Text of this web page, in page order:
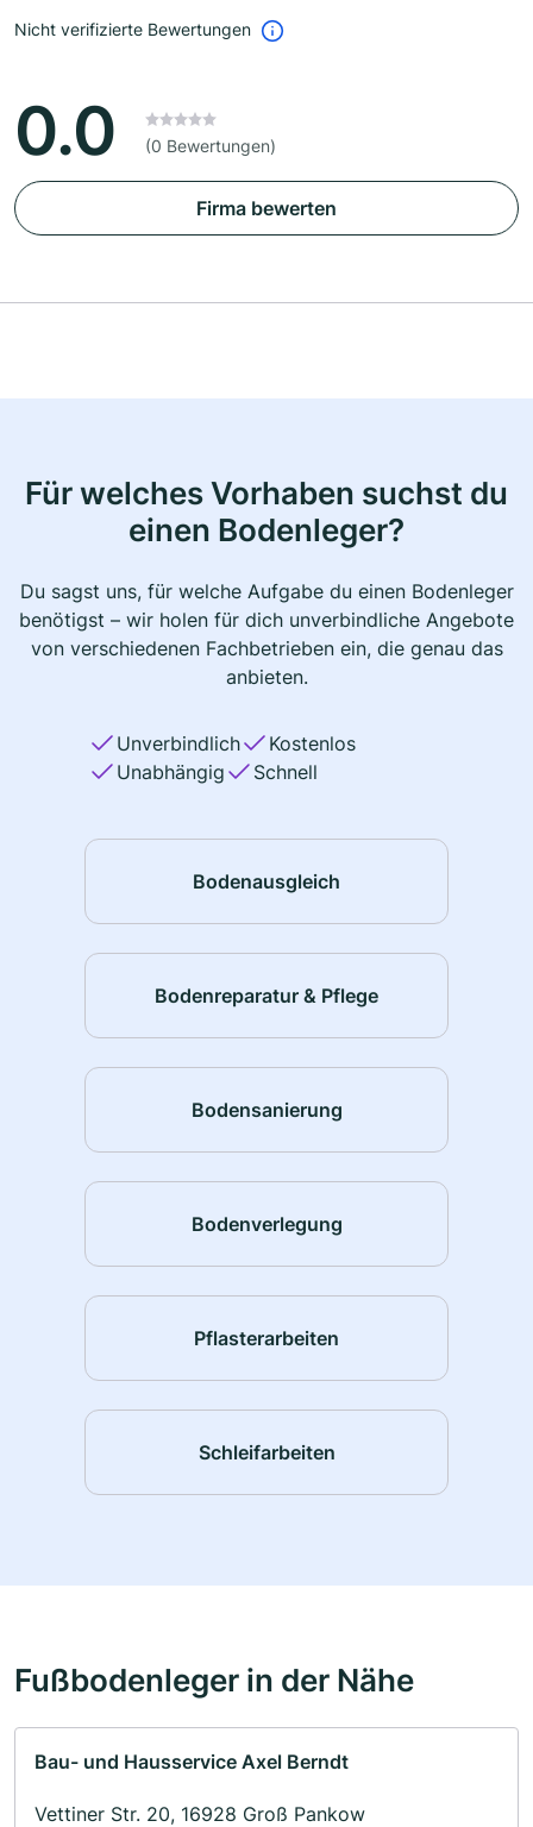
Nicht verifizierte Bewertungen
0.0 (0 Bewertungen)
Firma bewerten
Für welches Vorhaben suchst du
einen Bodenleger?
Du sagst uns, für welche Aufgabe du einen Bodenleger
benötigst – wir holen für dich unverbindliche Angebote
von verschiedenen Fachbetrieben ein, die genau das
anbieten.
Unverbindlich
Kostenlos
Unabhängig
Schnell
Bodenausgleich
Bodenreparatur & Pflege
Bodensanierung
Bodenverlegung
Pflasterarbeiten
Schleifarbeiten
Fußbodenleger in der Nähe
Bau- und Hausservice Axel Berndt
Vettiner Str. 20, 16928 Groß Pankow